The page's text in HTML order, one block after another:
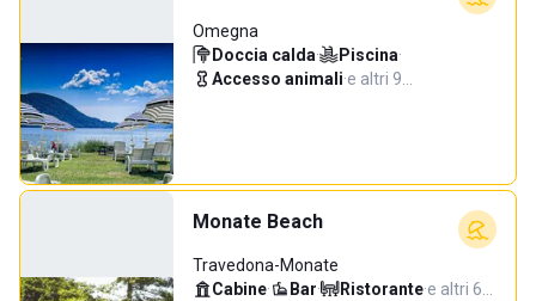
Omegna
Doccia calda· Piscina·
Accesso animali·e altri 9…
Monate Beach
Travedona-Monate
Cabine· Bar· Ristorante·e altri 6…